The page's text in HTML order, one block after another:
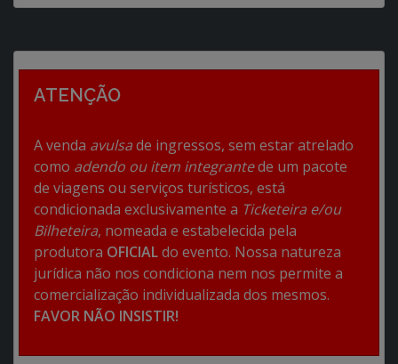
ATENÇÃO
A venda avulsade ingressos, sem estar atrelado
como adendo ou item integrantede um pacote
de viagens ou serviços turísticos, está
condicionada exclusivamente a Ticketeira e/ou
Bilheteira, nomeada e estabelecida pela
produtora OFICIALdo evento. Nossa natureza
jurídica não nos condiciona nem nos permite a
comercialização individualizada dos mesmos.
FAVOR NÃO INSISTIR!